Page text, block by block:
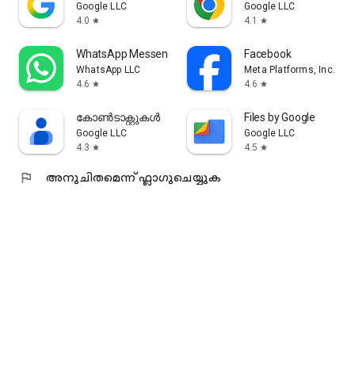
Google LLC
4.0 star
Google LLC
4.1
star
WhatsApp Messenger
WhatsApp LLC
4.6 star
Facebook
Meta Platforms, Inc.
4.6 star
കോൺടാക്റ്റുകൾ
Google LLC
4.3 star
Files by Google
Google LLC
4.5 star
flag അനുചിതമെന്ന് ഫ്ലാഗുചെയ്യുക